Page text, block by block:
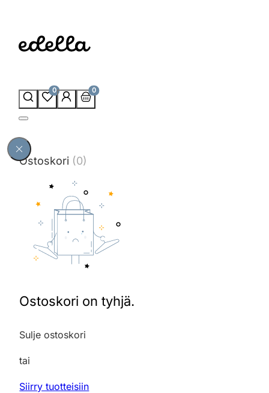
0 0
Ostoskori (0)
Ostoskori on tyhjä.
Sulje ostoskori
tai
Siirry tuotteisiin